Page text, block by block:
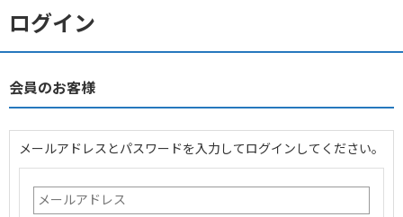
講座を探す
ログイン
会員のお客様
メールアドレスとパスワードを入力してログインしてください。